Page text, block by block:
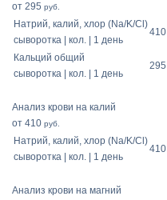
от 295 руб.
Натрий, калий, хлор (Na/K/Cl)
сыворотка | кол. | 1 день
410
Кальций общий
сыворотка | кол. | 1 день
295
Анализ крови на калий
от 410 руб.
Натрий, калий, хлор (Na/K/Cl)
сыворотка | кол. | 1 день
410
Анализ крови на магний